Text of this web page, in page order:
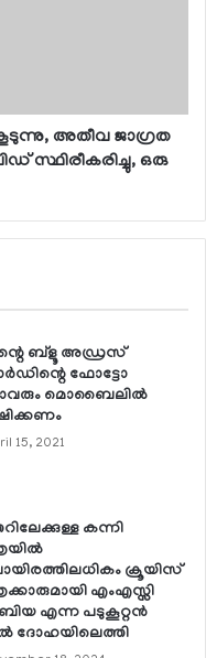
അതീവ ജാഗ്രത
സ്ഥിരീകരിച്ചു, ഒരു
ബ്ളൂ അഡ്രസ്
ഫോട്ടോ
മൊബൈലില്‍
15, 2021
കന്നി
ക്രൂയിസ്
എംഎസ്സി
എന്ന പടുകൂറ്റന്‍
ദോഹയിലെത്തി